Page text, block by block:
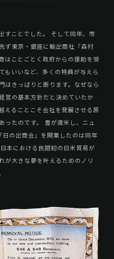
すことでした。 そして同年、市
ず東京・銀座に輸出商社「森村
はことごとく政府からの援助を受
もいいなど、多くの特典が与えら
はきっぱりと断ります。なぜなら
営の基本方針だと決めていたか
えることこそ会社を発展させる原
ったのです。 豊が渡米し、ニュ
の出商会」を開業したのは同年
本における民間初の日米貿易が
が大きな夢を叶えるためのノリ